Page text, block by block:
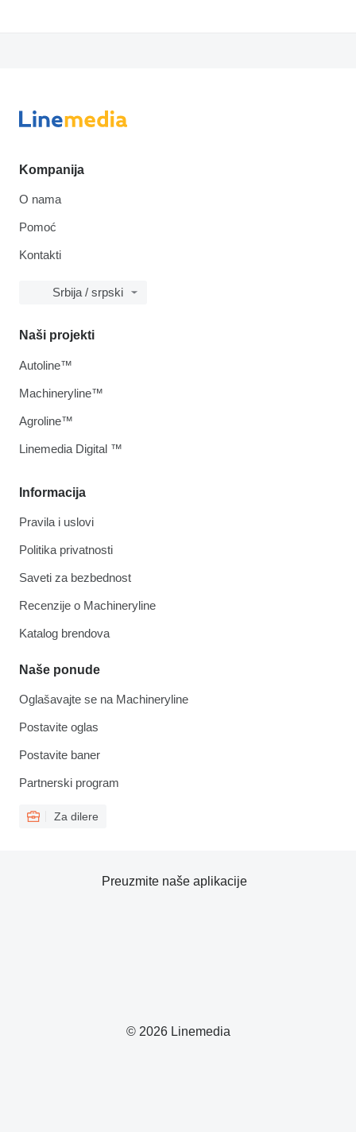
Kompanija
O nama
Pomoć
Kontakti
Srbija / srpski
Informacija
Pravila i uslovi
Politika privatnosti
Saveti za bezbednost
Recenzije o Machineryline
Katalog brendova
Naše ponude
Oglašavajte se na Machineryline
Postavite oglas
Postavite baner
Partnerski program
Za dilere
Naši projekti
Autoline™
Machineryline™
Agroline™
Linemedia Digital ™
© 2026 Linemedia
Preuzmite naše aplikacije